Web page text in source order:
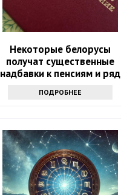
Некоторые белорусы
получат существенные
надбавки к пенсиям и ряд
ПОДРОБНЕЕ